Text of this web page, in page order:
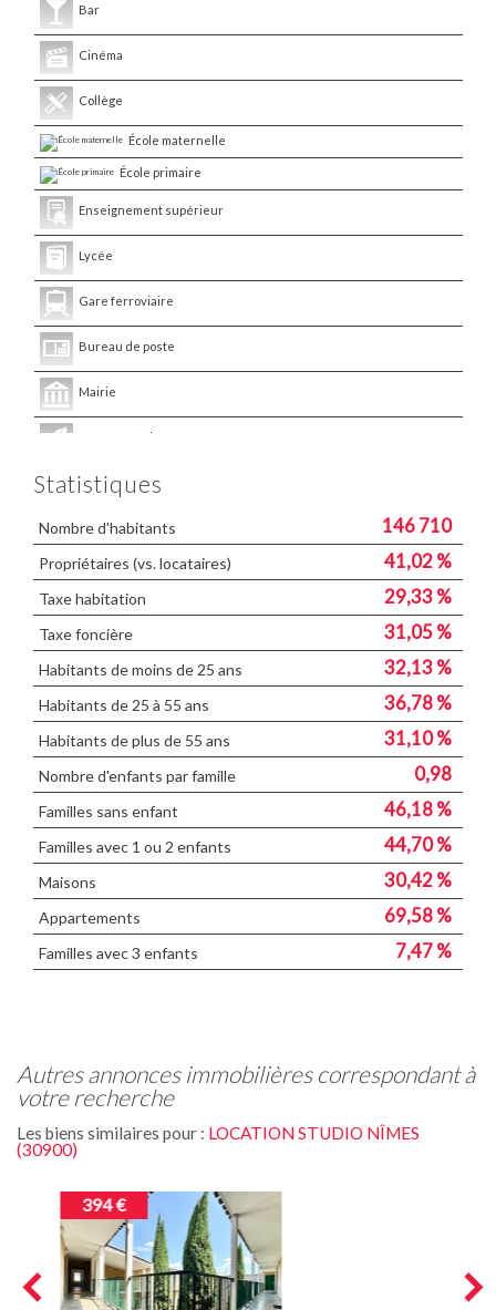
Bar
Cinéma
Collège
École maternelle
École primaire
Enseignement supérieur
Lycée
Gare ferroviaire
Bureau de poste
Mairie
Presse et Tabac
Statistiques
Nombre d'habitants 146 710
Propriétaires (vs. locataires) 41,02 %
Taxe habitation 29,33 %
Taxe foncière 31,05 %
Habitants de moins de 25 ans 32,13 %
Habitants de 25 à 55 ans 36,78 %
Habitants de plus de 55 ans 31,10 %
Nombre d'enfants par famille 0,98
Familles sans enfant 46,18 %
Familles avec 1 ou 2 enfants 44,70 %
Maisons 30,42 %
Appartements 69,58 %
Familles avec 3 enfants 7,47 %
autres annonces immobilières correspondant à
votre recherche
Les biens similaires pour : LOCATION STUDIO NÎMES
(30900)
417 €